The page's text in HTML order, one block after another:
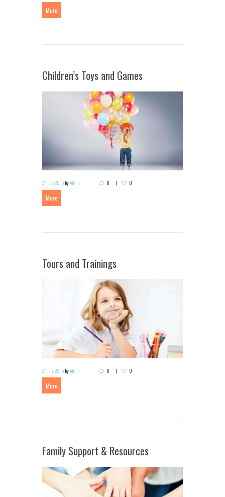
More
Children’s Toys and Games
27 July 2015 byAdmin 0 0
More
Tours and Trainings
27 July 2015 byAdmin 0 0
More
Family Support & Resources